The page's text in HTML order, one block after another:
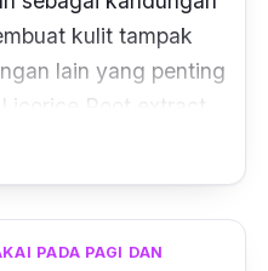
kulit tampak
lain yang penting
Licorice Root extract
ini juga bisa
PADA PAGI DAN